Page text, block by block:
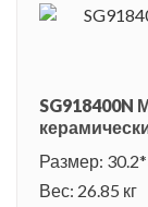
SG918400N
Размер:
Вес: 26.85 кг